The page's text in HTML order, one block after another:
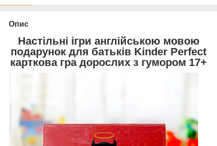
Опис
Настільні ігри англійською мовою
подарунок для батьків Kinder Perfect
карткова гра дорослих з гумором 17+